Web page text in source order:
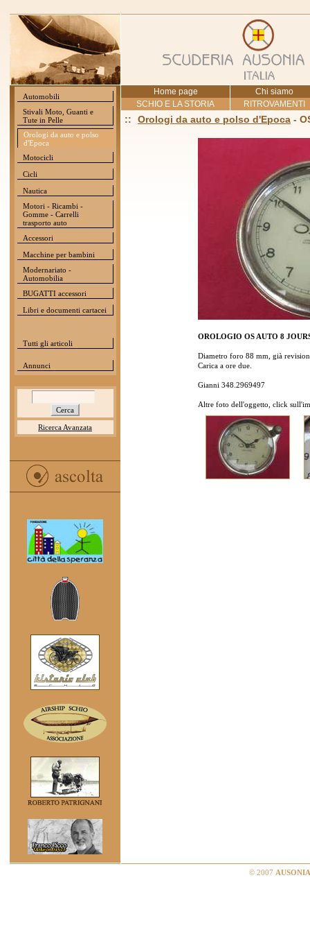
Automobili
Stivali Moto, Guanti e
Tute in Pelle
Orologi da auto e polso
d'Epoca
Motocicli
Cicli
Nautica
Motori - Ricambi -
Gomme - Carrelli
trasporto auto
Accessori
Macchine per bambini
Modernariato -
Automobilia
BUGATTI accessori
Libri e documenti cartacei
Tutti gli articoli
Annunci
Ricerca Avanzata
Home page
Chi siamo
SCHIO E LA STORIA
RITROVAMENTI
:: Orologi da auto e polso d'Epoca -
OROLOGIO OS AUTO 8
Diametro foro 88 mm, già
Carica a ore due.
Gianni 348.2969497
Altre foto dell'oggetto, click
© 2007